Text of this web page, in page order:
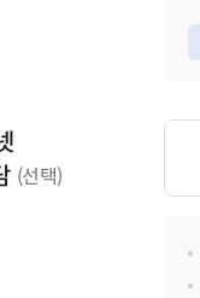
(선택)